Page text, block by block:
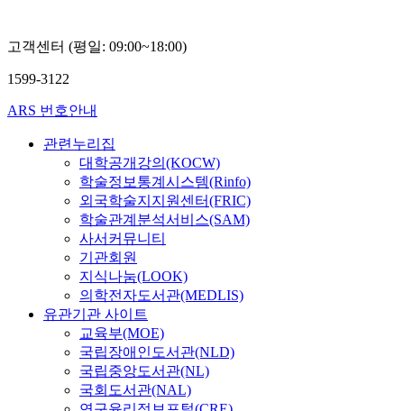
고객센터 (평일: 09:00~18:00)
1599-3122
ARS 번호안내
관련누리집
대학공개강의(KOCW)
학술정보통계시스템(Rinfo)
외국학술지지원센터(FRIC)
학술관계분석서비스(SAM)
사서커뮤니티
기관회원
지식나눔(LOOK)
의학전자도서관(MEDLIS)
유관기관 사이트
교육부(MOE)
국립장애인도서관(NLD)
국립중앙도서관(NL)
국회도서관(NAL)